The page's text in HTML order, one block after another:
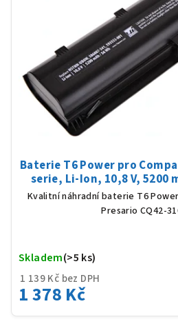
Baterie T6 Power pro
serie, Li-Ion, 10,8 V, 5200
Kvalitní náhradní baterie T6
Presario CQ42-
1 139 Kč bez DPH
1 378 Kč
Skladem(>5 ks)